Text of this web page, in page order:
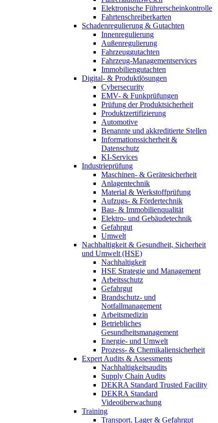
Elektronische Führerscheinkontrolle
Fahrtenschreiberkarten
Schadenregulierung & Gutachten
Innenregulierung
Außenregulierung
Fahrzeuggutachten
Fahrzeug-Managementservices
Immobiliengutachten
Digital- & Produktlösungen
Cybersecurity
EMV- & Funkprüfungen
Prüfung der Produktsicherheit
Produktzertifizierung
Automotive
Benannte und akkreditierte Stellen
Informationssicherheit &
Datenschutz
KI-Services
Industrieprüfung
Maschinen- & Gerätesicherheit
Anlagentechnik
Material & Werkstoffprüfung
Aufzugs- & Fördertechnik
Bau- & Immobilienqualität
Elektro- und Gebäudetechnik
Gefahrgut
Umwelt
Nachhaltigkeit & Gesundheit, Sicherheit
und Umwelt (HSE)
Nachhaltigkeit
HSE Strategie und Management
Arbeitsschutz
Gefahrgut
Brandschutz- und
Notfallmanagement
Arbeitsmedizin
Betriebliches
Gesundheitsmanagement
Energie- und Umwelt
Prozess- & Chemikaliensicherheit
Expert Audits & Assessments
Nachhaltigkeitsaudits
Supply Chain Audits
DEKRA Standard Trusted Facility
DEKRA Standard
Videoüberwachung
Training
Transport, Lager & Gefahrgut